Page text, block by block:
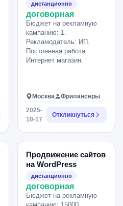
проблему с блокировками
со стороны РКН и
улучшить работу
поведенческих ботов.
дистанционно
договорная
Бюджет на рекламную
кампанию: 1.
Рекламодатель: ИП.
Постоянная работа.
Интернет магазин.
Москва
Фрилансеры
2025-
10-17
Откликнуться
Продвижение сайтов
на WordPress
дистанционно
договорная
Бюджет на рекламную